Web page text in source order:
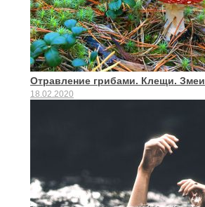
Отравление грибами. Клещи. Змеи
18.02.2020